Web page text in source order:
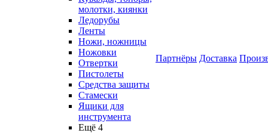
молотки, киянки
Ледорубы
Ленты
Ножи, ножницы
Ножовки
Отвертки
Пистолеты
Средства защиты
Стамески
Ящики для
инструмента
Ещё 4
Партнёры Доставка